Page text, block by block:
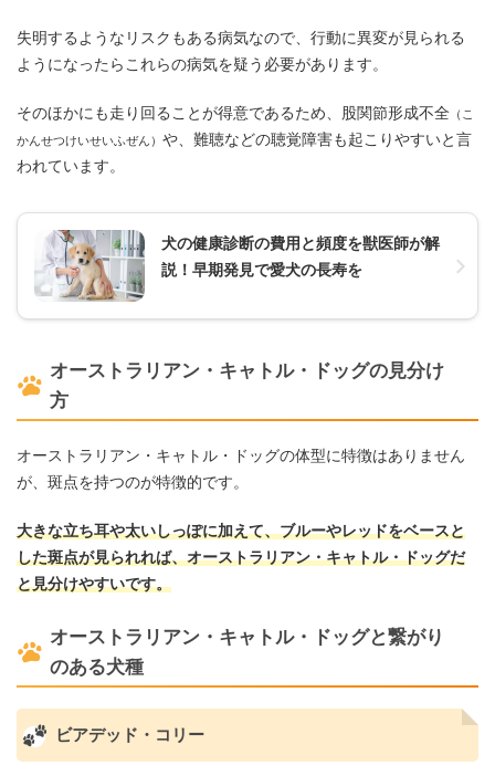
失明するようなリスクもある病気なので、行動に異変が見られる
ようになったらこれらの病気を疑う必要があります。
そのほかにも走り回ることが得意であるため、股関節形成不全 （こ
かんせつけいせいふぜん） や、難聴などの聴覚障害も起こりやすいと言
われています。
犬の健康診断の費用と頻度を獣医師が解
説！早期発見で愛犬の長寿を
オーストラリアン・キャトル・ドッグの見分け
方
オーストラリアン・キャトル・ドッグの体型に特徴はありません
が、斑点を持つのが特徴的です。
大きな立ち耳や太いしっぽに加えて、ブルーやレッドをベースと
した斑点が見られれば、オーストラリアン・キャトル・ドッグだ
と見分けやすいです。
オーストラリアン・キャトル・ドッグと繋がり
のある犬種
ビアデッド・コリー